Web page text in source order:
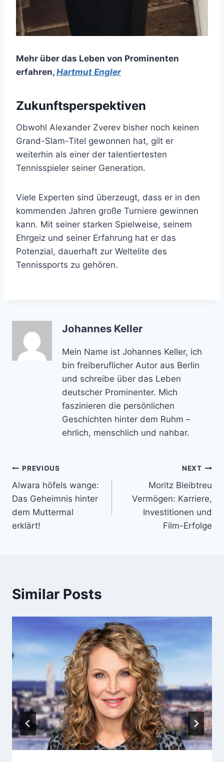
Mehr über das Leben von Prominenten
erfahren, Hartmut Engler
Zukunftsperspektiven
Obwohl Alexander Zverev bisher noch keinen
Grand-Slam-Titel gewonnen hat, gilt er
weiterhin als einer der talentiertesten
Tennisspieler seiner Generation.
Viele Experten sind überzeugt, dass er in den
kommenden Jahren große Turniere gewinnen
kann. Mit seiner starken Spielweise, seinem
Ehrgeiz und seiner Erfahrung hat er das
Potenzial, dauerhaft zur Weltelite des
Tennissports zu gehören.
Johannes Keller
Mein Name ist Johannes Keller, ich
bin freiberuflicher Autor aus Berlin
und schreibe über das Leben
deutscher Prominenter. Mich
faszinieren die persönlichen
Geschichten hinter dem Ruhm –
ehrlich, menschlich und nahbar.
Post
navigation
PREVIOUS
Alwara höfels wange:
Das Geheimnis hinter
dem Muttermal
erklärt!
NEXT
Moritz Bleibtreu
Vermögen: Karriere,
Investitionen und
Film-Erfolge
Similar Posts